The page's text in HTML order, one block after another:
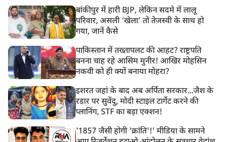
बांकीपुर में हारी BJP, लेकिन सदमे में लालू
परिवार, असली ‘खेला’ तो तेजस्वी के साथ हो
गया, जानें कैसे
पाकिस्तान में तख्तापलट की आहट? राष्ट्रपति
बनना चाह रहे आसिम मुनीर! आखिर मोहसिन
नकवी को ही क्यों बनाया मोहरा?
इशरत जहां के बाद अब अर्पिता सरकार...जैश के
रडार पर सुवेंदु, मोदी स्टाइल टार्गेट करने की
प्लानिंग, STF का बड़ा एक्शन!
'1857 जैसी होगी 'क्रांति'!' मीडिया के सामने